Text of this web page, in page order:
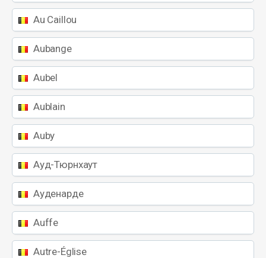
Au Caillou
Aubange
Aubel
Aublain
Auby
Ауд-Тюрнхаут
Ауденарде
Auffe
Autre-Église